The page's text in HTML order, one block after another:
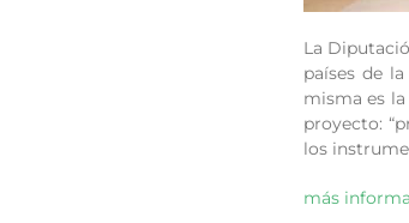
La
países de
misma es
proyecto:
los
más